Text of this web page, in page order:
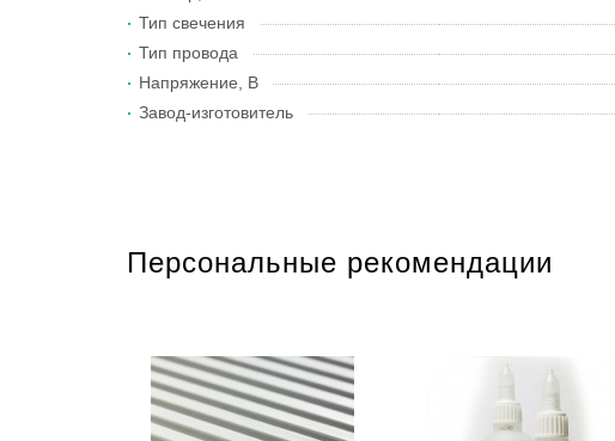
Тип свечения
Тип провода
Напряжение, В
Завод-изготовитель
Персональные рекомендации